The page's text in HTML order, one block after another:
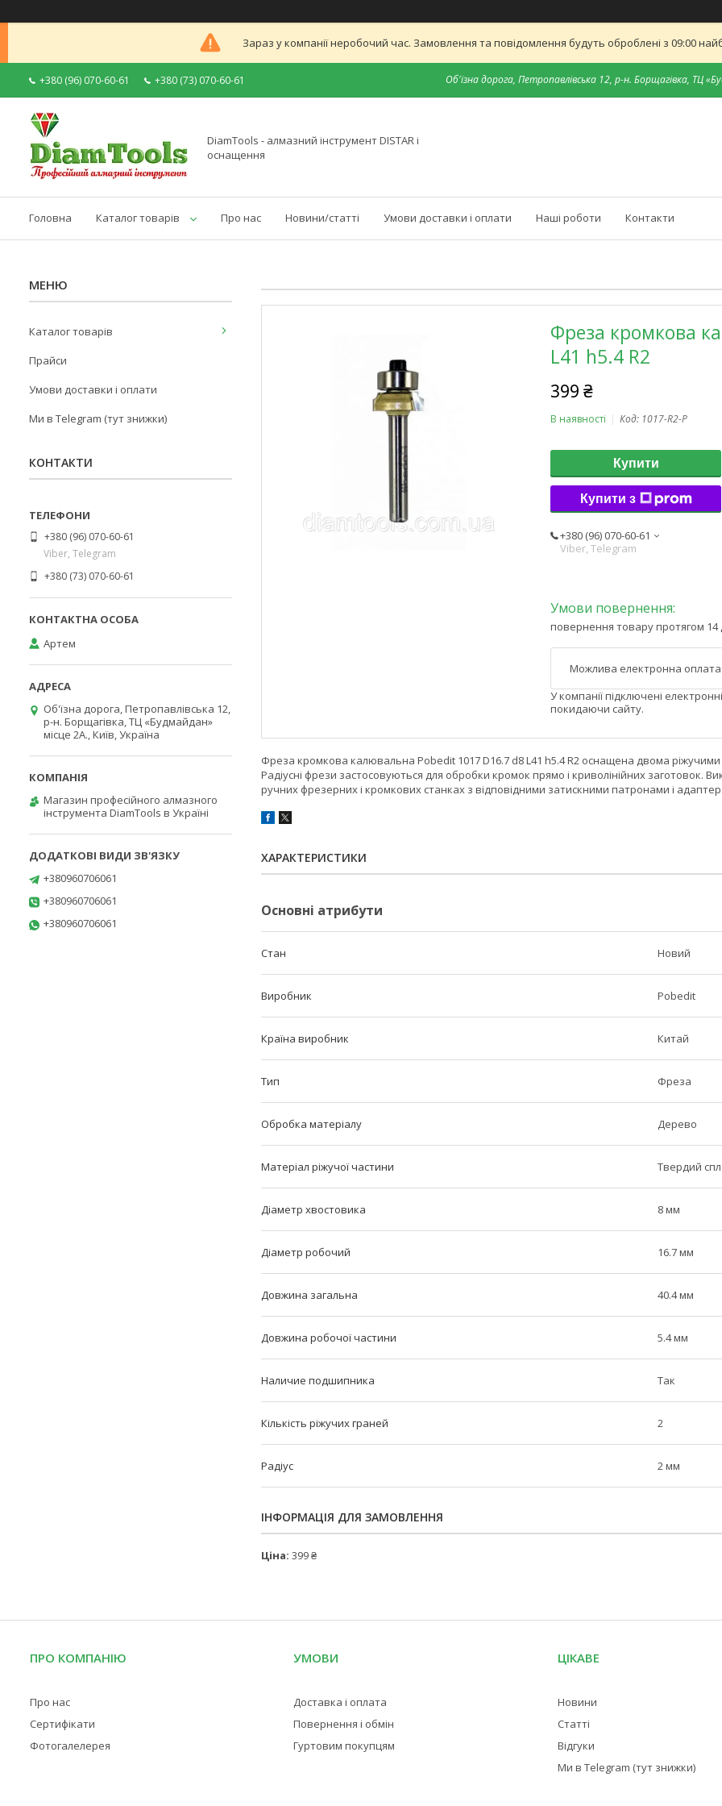
Зараз у компанії неробочий час. Замовлення та повідомлення будуть оброблені з 09:00
+380 (96) 070-60-61 +380 (73) 070-60-61 Об'їзна дорога, Петропавлівська 12, р-н. Борщагівка, ТЦ
DiamTools - алмазний інструмент DISTAR і
оснащення
Головна Каталог товарів Про нас Новини/статті Умови доставки і оплати Наші роботи Контакти
Фреза кромкова
L41 h5.4 R2
399 ₴
В наявності Код: 1017-R2-P
Купити
Купити з
+380 (96) 070-60-61
Viber, Telegram
повернення товару протягом 14
У компанії підключені
покидаючи сайту.
Фреза кромкова калювальна Pobedit 1017 D16.7 d8 L41 h5.4 R2 оснащена двома
Радіусні фрези застосовуються для обробки кромок прямо і криволінійних
ручних фрезерних і кромкових станках з відповідними затискними патронами і
ХАРАКТЕРИСТИКИ
Основні атрибути
Стан Новий
Виробник Pobedit
Країна виробник Китай
Тип Фреза
Обробка матеріалу Дерево
Матеріал ріжучої частини Твердий
Діаметр хвостовика 8 мм
Діаметр робочий 16.7 мм
Довжина загальна 40.4 мм
Довжина робочої частини 5.4 мм
Наличие подшипника Так
Кількість ріжучих граней 2
Радіус 2 мм
ІНФОРМАЦІЯ ДЛЯ ЗАМОВЛЕННЯ
Ціна: 399 ₴
Каталог товарів
Прайси
Умови доставки і оплати
Ми в Telegram (тут знижки)
КОНТАКТИ
+380 (96) 070-60-61
Viber, Telegram
+380 (73) 070-60-61
Артем
Об'їзна дорога, Петропавлівська 12,
р-н. Борщагівка, ТЦ «Будмайдан»
місце 2А., Київ, Україна
Магазин професійного алмазного
інструмента DiamTools в Україні
+380960706061
+380960706061
+380960706061
ПРО КОМПАНІЮ
Про нас
Сертифікати
Фотогалелерея
УМОВИ
Доставка і оплата
Повернення і обмін
Гуртовим покупцям
ЦІКАВЕ
Новини
Статті
Відгуки
Ми в Telegram (тут знижки)